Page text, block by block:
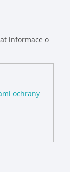
informace o
ochrany